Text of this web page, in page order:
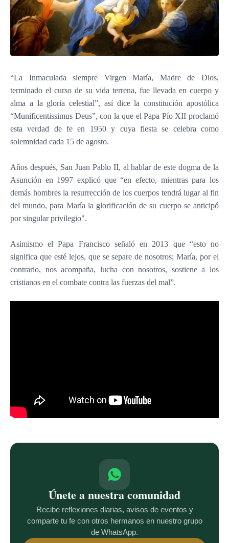
“La Inmaculada siempre Virgen María, Madre de Dios,
terminado el curso de su vida terrena, fue llevada en cuerpo y
alma a la gloria celestial”, así dice la constitución apostólica
“Munificentissimus Deus”, con la que el Papa Pío XII proclamó
esta verdad de fe en 1950 y cuya fiesta se celebra como
solemnidad cada 15 de agosto.
Años después, San Juan Pablo II, al hablar de este dogma de la
Asunción en 1997 explicó que “en efecto, mientras para los
demás hombres la resurrección de los cuerpos tendrá lugar al fin
del mundo, para María la glorificación de su cuerpo se anticipó
por singular privilegio".
Asimismo el Papa Francisco señaló en 2013 que “esto no
significa que esté lejos, que se separe de nosotros; María, por el
contrario, nos acompaña, lucha con nosotros, sostiene a los
cristianos en el combate contra las fuerzas del mal”.
Únete a nuestra comunidad
Recibe reflexiones diarias, avisos de eventos y
comparte tu fe con otros hermanos en nuestro grupo
de WhatsApp.